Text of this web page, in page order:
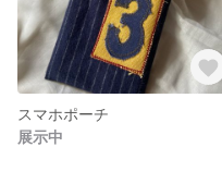
スマホポーチ
展示中